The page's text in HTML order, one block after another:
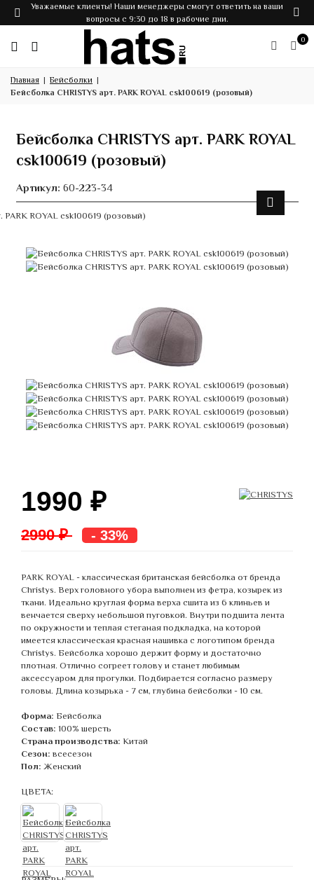
Уважаемые клиенты! Наши менеджеры смогут ответить на ваши
вопросы с 9:30 до 18 в рабочие дни.
0
Главная
Бейсболки
Бейсболка CHRISTYS арт. PARK ROYAL csk100619 (розовый)
Бейсболка CHRISTYS арт. PARK ROYAL
csk100619 (розовый)
Артикул: 60-223-34
1990 ₽
2990 ₽ - 33%
PARK ROYAL - классическая британская бейсболка от бренда
Christys. Верх головного убора выполнен из фетра, козырек из
ткани. Идеально круглая форма верха сшита из 6 клиньев и
венчается сверху небольшой пуговкой. Внутри подшита лента
по окружности и теплая стеганая подкладка, на которой
имеется классическая красная нашивка с логотипом бренда
Christys. Бейсболка хорошо держит форму и достаточно
плотная. Отлично согреет голову и станет любимым
аксессуаром для прогулки. Подбирается согласно размеру
головы. Длина козырька - 7 см, глубина бейсболки - 10 см.
Форма: Бейсболка
Состав: 100% шерсть
Страна производства: Китай
Сезон: всесезон
Пол: Женский
ЦВЕТА: